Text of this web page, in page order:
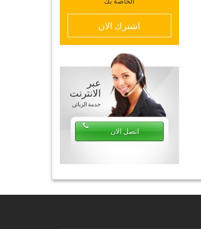
اشترك الان
عبر
الانترنت
خدمة الزبائن
اتصل الان